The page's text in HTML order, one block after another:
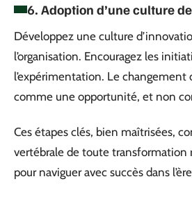
6. Adoption d’une culture
Développez une culture
l’organisation. Encouragez les
l’expérimentation. Le changement
comme une opportunité, et non
Ces étapes clés, bien maîtrisées,
vertébrale de toute transformation
pour naviguer avec succès dans